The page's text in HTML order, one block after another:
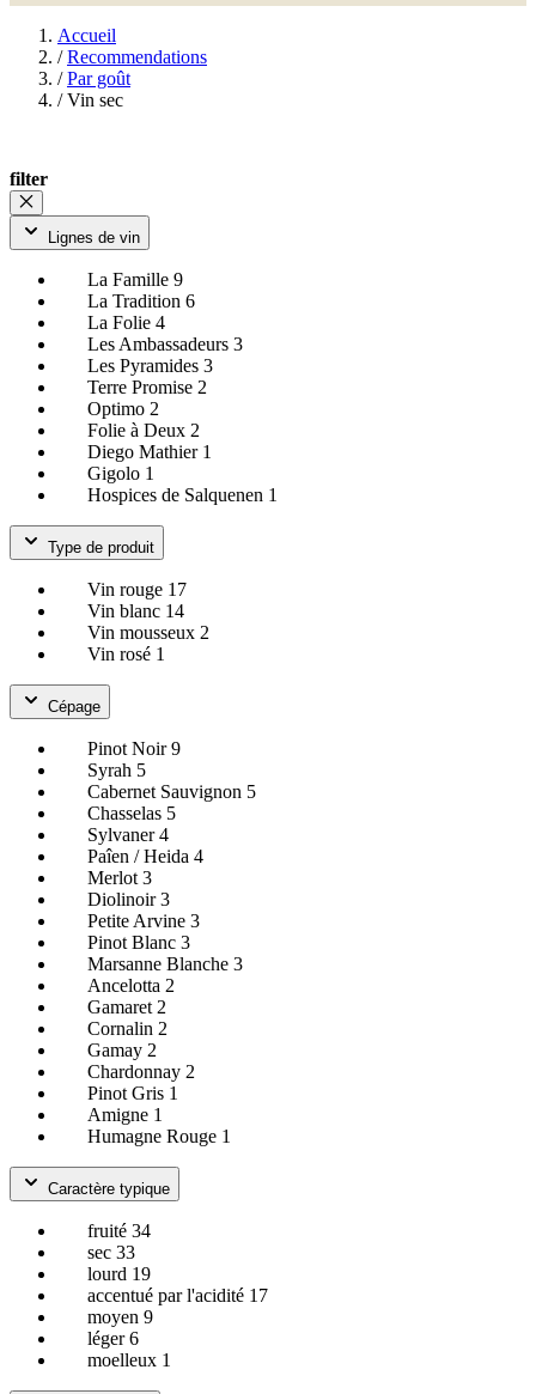
Accueil
/ Recommendations
/ Par goût
/ Vin sec
filter
Lignes de vin
La Famille 9
La Tradition 6
La Folie 4
Les Ambassadeurs 3
Les Pyramides 3
Terre Promise 2
Optimo 2
Folie à Deux 2
Diego Mathier 1
Gigolo 1
Hospices de Salquenen 1
Type de produit
Vin rouge 17
Vin blanc 14
Vin mousseux 2
Vin rosé 1
Cépage
Pinot Noir9
Syrah 5
Cabernet Sauvignon 5
Chasselas 5
Sylvaner4
Paîen / Heida 4
Merlot 3
Diolinoir3
Petite Arvine 3
Pinot Blanc 3
Marsanne Blanche 3
Ancelotta 2
Gamaret 2
Cornalin 2
Gamay 2
Chardonnay 2
Pinot Gris 1
Amigne 1
Humagne Rouge 1
Caractère typique
fruité 34
sec 33
lourd 19
accentué par l'acidité 17
moyen 9
léger6
moelleux 1